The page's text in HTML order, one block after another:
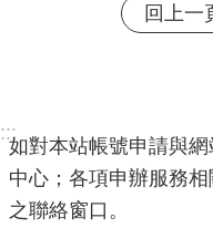
回上一
:::
如對本站帳號申請與
中心；各項申辦服務
之聯絡窗口。